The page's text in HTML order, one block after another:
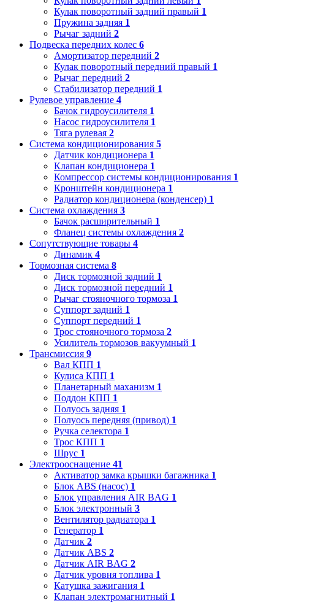
Кулак поворотный задний правый 1
Пружина задняя 1
Рычаг задний 2
Подвеска передних колес 6
Амортизатор передний 2
Кулак поворотный передний правый 1
Рычаг передний 2
Стабилизатор передний 1
Рулевое управление 4
Бачок гидроусилителя 1
Насос гидроусилителя 1
Тяга рулевая 2
Система кондиционирования 5
Датчик кондиционера 1
Клапан кондиционера 1
Компрессор системы кондиционирования 1
Кронштейн кондиционера 1
Радиатор кондиционера (конденсер) 1
Система охлаждения 3
Бачок расширительный 1
Фланец системы охлаждения 2
Сопутствующие товары 4
Динамик 4
Тормозная система 8
Диск тормозной задний 1
Диск тормозной передний 1
Рычаг стояночного тормоза 1
Суппорт задний 1
Суппорт передний 1
Трос стояночного тормоза 2
Усилитель тормозов вакуумный 1
Трансмиссия 9
Вал КПП 1
Кулиса КПП 1
Планетарный маханизм 1
Поддон КПП 1
Полуось задняя 1
Полуось передняя (привод) 1
Ручка селектора 1
Трос КПП 1
Шрус 1
Электрооснащение 41
Активатор замка крышки багажника 1
Блок ABS (насос) 1
Блок управления AIR BAG 1
Блок электронный 3
Вентилятор радиатора 1
Генератор 1
Датчик 2
Датчик ABS 2
Датчик AIR BAG 2
Датчик уровня топлива 1
Катушка зажигания 1
Клапан электромагнитный 1